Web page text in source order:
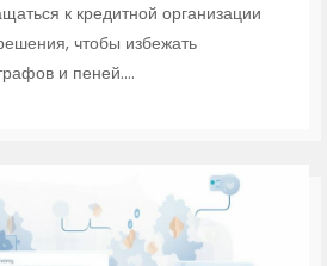
к кредитной организации
чтобы избежать
и пеней.…